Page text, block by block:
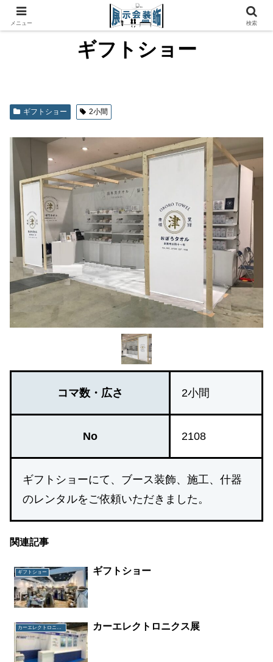
ギフトショー
ギフトショー 2小間
コマ数・広さ 2小間
No 2108
ギフトショーにて、ブース装飾、施工、什器
のレンタルをご依頼いただきました。
関連記事
ギフトショー ギフトショー
カーエレクトロニクス展
メニュー 検索